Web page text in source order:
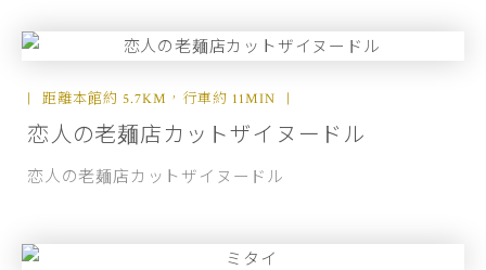
距離本館約 5.7KM，行車約 11MIN
恋人の老麺店カットザイヌードル
恋人の老麺店カットザイヌードル